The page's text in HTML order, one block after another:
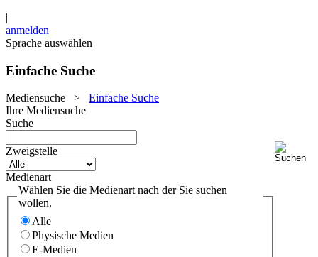
|
anmelden
Sprache auswählen
Einfache Suche
Mediensuche > Einfache Suche
Ihre Mediensuche
Suche
Zweigstelle
Medienart
Wählen Sie die Medienart nach der Sie suchen
wollen.
Alle
Physische Medien
E-Medien